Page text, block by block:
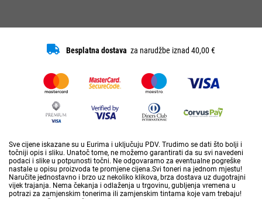
Besplatna dostava za narudžbe iznad 40,00 €
Sve cijene iskazane su u Eurima i uključuju PDV. Trudimo se dati što bolji i
točniji opis i sliku. Unatoč tome, ne možemo garantirati da su svi navedeni
podaci i slike u potpunosti točni. Ne odgovaramo za eventualne pogreške
nastale u opisu proizvoda te promjene cijena.Svi toneri na jednom mjestu!
Naručite jednostavno i brzo uz nekoliko klikova, brza dostava uz dugotrajni
vijek trajanja. Nema čekanja i odlaženja u trgovinu, gubljenja vremena u
potrazi za zamjenskim tonerima ili zamjenskim tintama koje vam trebaju!